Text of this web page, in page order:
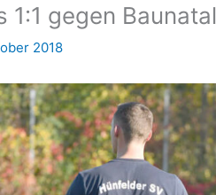
gegen Baunatal
2018